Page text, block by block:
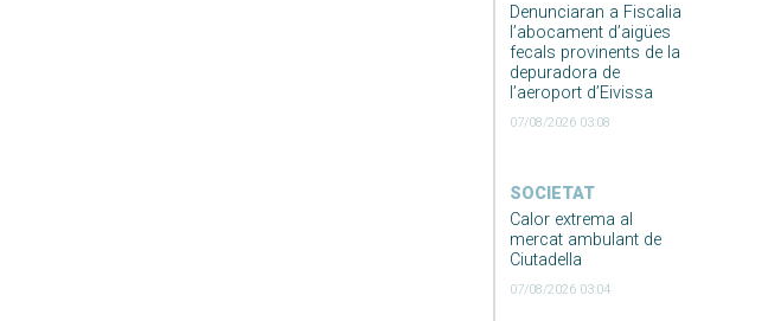
Denunciaran a Fiscalia
l’abocament d’aigües
fecals provinents de la
depuradora de
l’aeroport d’Eivissa
07/08/2026 03:08
SOCIETAT
Calor extrema al
mercat ambulant de
Ciutadella
07/08/2026 03:04